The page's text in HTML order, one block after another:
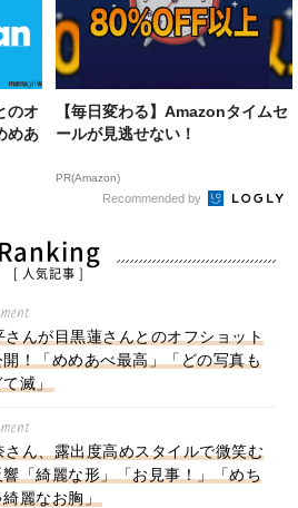
のオ
めあ
【毎日変わる】Amazonタイムセ
ールが見逃せない！
PR(Amazon)
Recommended by
Ranking
[ 人気記事 ]
さんが目黒蓮さんとのオフショット
！「めめあべ最高」「どの写真も
滅」
さん、露出度高めスタイルで微笑む
「綺麗な形」「お見事！」「めち
麗なお胸」